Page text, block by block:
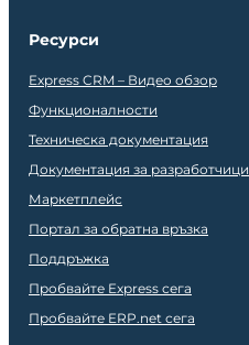
Ресурси
Express CRM – Видео обзор
Функционалности
Техническа документация
Документация за разработчици
Маркетплейс
Портал за обратна връзка
Поддръжка
Пробвайте Express сега
Пробвайте ERP.net сега